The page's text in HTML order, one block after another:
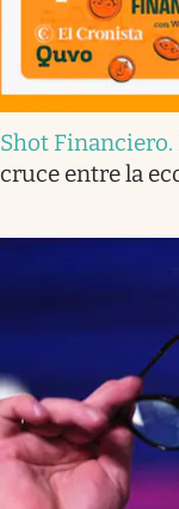
Shot Financiero.
cruce entre la